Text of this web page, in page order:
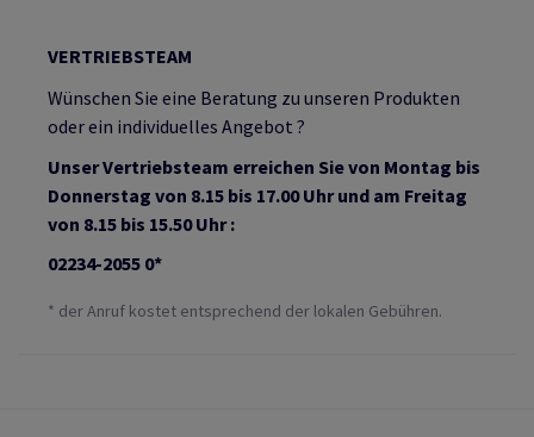
VERTRIEBSTEAM
Wünschen Sie eine Beratung zu unseren Produkten
oder ein individuelles Angebot ?
Unser Vertriebsteam erreichen Sie von Montag bis
Donnerstag von 8.15 bis 17.00 Uhr und am Freitag
von 8.15 bis 15.50 Uhr :
02234-2055 0*
* der Anruf kostet entsprechend der lokalen Gebühren.